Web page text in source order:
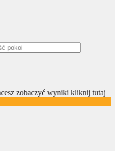
zobaczyć wyniki kliknij tutaj